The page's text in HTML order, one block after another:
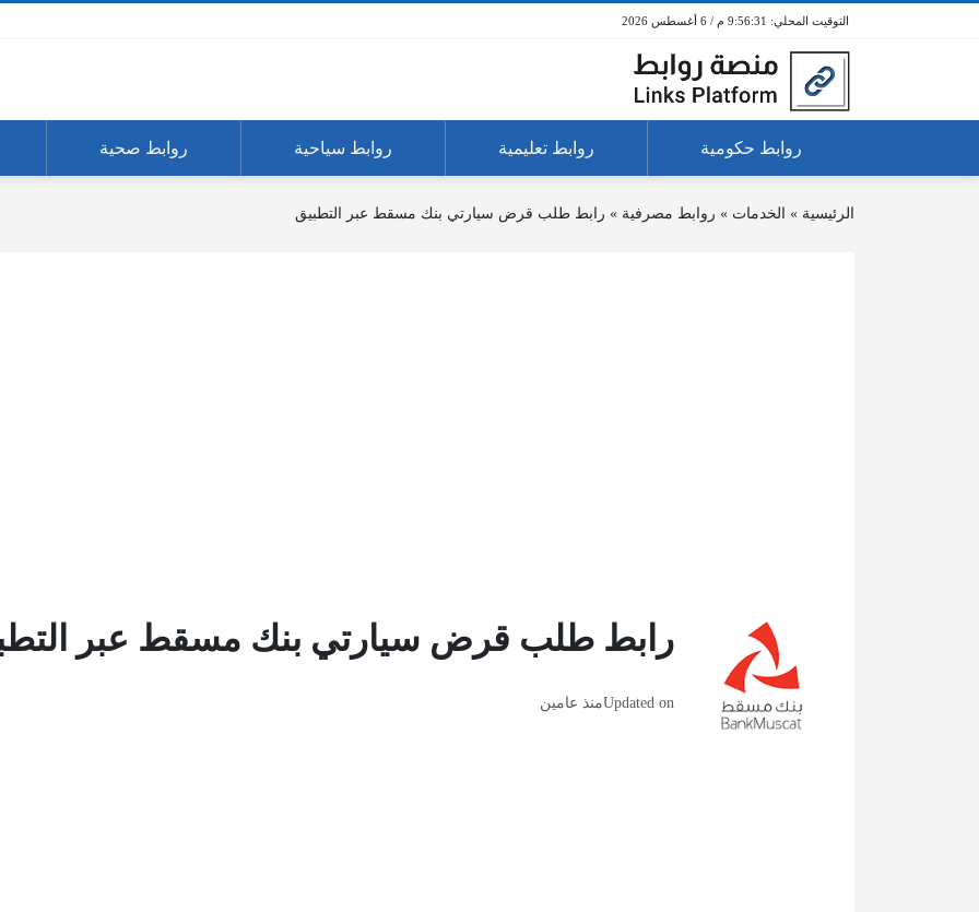
9:56:31 م / 6 أغسطس 2026
روابط حكومية روابط تعليمية روابط سياحية روابط صحية
الرئيسية » الخدمات » روابط مصرفية » رابط طلب قرض سيارتي بنك مسقط عبر التطبيق
رابط طلب قرض سيارتي بنك مسقط عبر
Updated onمنذ عامين